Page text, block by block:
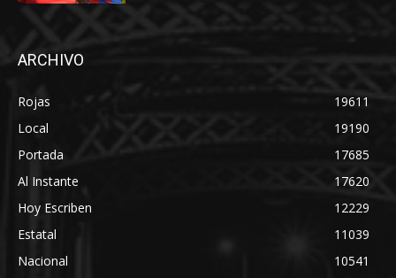
ARCHIVO
Rojas
19611
Local
19190
Portada
17685
Al Instante
17620
Hoy Escriben
12229
Estatal
11039
Nacional
10541